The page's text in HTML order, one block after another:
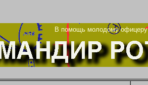
В помощь молодому офицеру